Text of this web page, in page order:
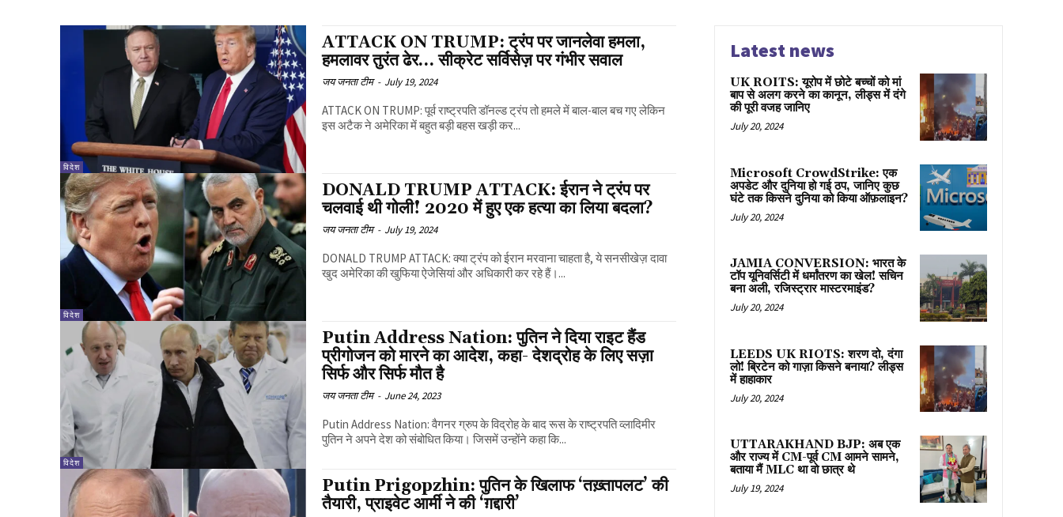
विदेश
ATTACK ON TRUMP: ट्रंप पर जानलेवा हमला,
हमलावर तुरंत ढेर… सीक्रेट सर्विसेज़ पर गंभीर सवाल
जय जनता टीम - July 19, 2024
ATTACK ON TRUMP: पूर्व राष्ट्रपति डॉनल्ड ट्रंप तो हमले में बाल-बाल बच गए लेकिन
इस अटैक ने अमेरिका में बहुत बड़ी बहस खड़ी कर...
विदेश
DONALD TRUMP ATTACK: ईरान ने ट्रंप पर
चलवाई थी गोली! 2020 में हुए एक हत्या का लिया बदला?
जय जनता टीम - July 19, 2024
DONALD TRUMP ATTACK: क्या ट्रंप को ईरान मरवाना चाहता है, ये सनसीखेज़ दावा
खुद अमेरिका की खुफिया ऐजेसियां और अधिकारी कर रहे हैं।...
विदेश
Putin Address Nation: पुतिन ने दिया राइट हैंड
प्रीगोजन को मारने का आदेश, कहा- देशद्रोह के लिए सज़ा
सिर्फ और सिर्फ मौत है
जय जनता टीम - June 24, 2023
Putin Address Nation: वैगनर ग्रुप के विद्रोह के बाद रूस के राष्ट्रपति व्लादिमीर
पुतिन ने अपने देश को संबोधित किया। जिसमें उन्होंने कहा कि...
Putin Prigopzhin: पुतिन के खिलाफ ‘तख़्तापलट’ की
तैयारी, प्राइवेट आर्मी ने की ‘ग़द्दारी’
Latest news
UK ROITS: यूरोप में छोटे बच्चों को मां
बाप से अलग करने का कानून, लीड्स में दंगे
की पूरी वजह जानिए
July 20, 2024
Microsoft CrowdStrike: एक
अपडेट और दुनिया हो गई ठप, जानिए कुछ
घंटे तक किसने दुनिया को किया ऑफ़लाइन?
July 20, 2024
JAMIA CONVERSION: भारत के
टॉप यूनिवर्सिटी में धर्मांतरण का खेल! सचिन
बना अली, रजिस्ट्रार मास्टरमाइंड?
July 20, 2024
LEEDS UK RIOTS: शरण दो, दंगा
लो! ब्रिटेन को गाज़ा किसने बनाया? लीड्स
में हाहाकार
July 20, 2024
UTTARAKHAND BJP: अब एक
और राज्य में CM-पूर्व CM आमने सामने,
बताया मैं MLC था वो छात्र थे
July 19, 2024